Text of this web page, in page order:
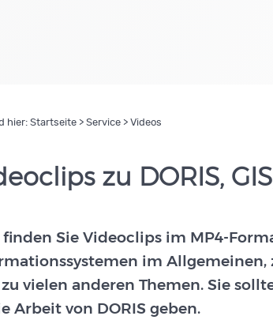
hier: Startseite> Service> Videos
zu DORIS,
finden Sie Videoclips im MP4-
im Allgemeinen,
vielen anderen Themen. Sie
Arbeit von DORIS geben.